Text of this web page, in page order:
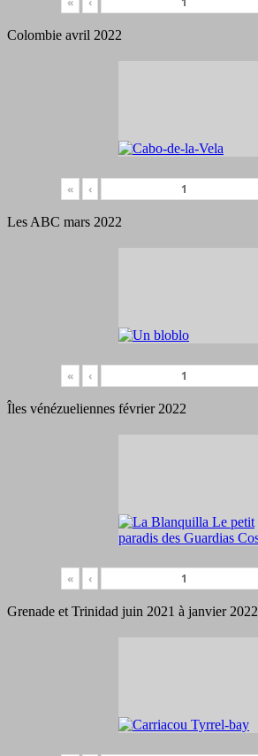
Colombie avril 2022
« ‹
Les ABC mars 2022
« ‹
Îles vénézueliennes février 2022
« ‹
Grenade et Trinidad juin 2021 à janvier 2022